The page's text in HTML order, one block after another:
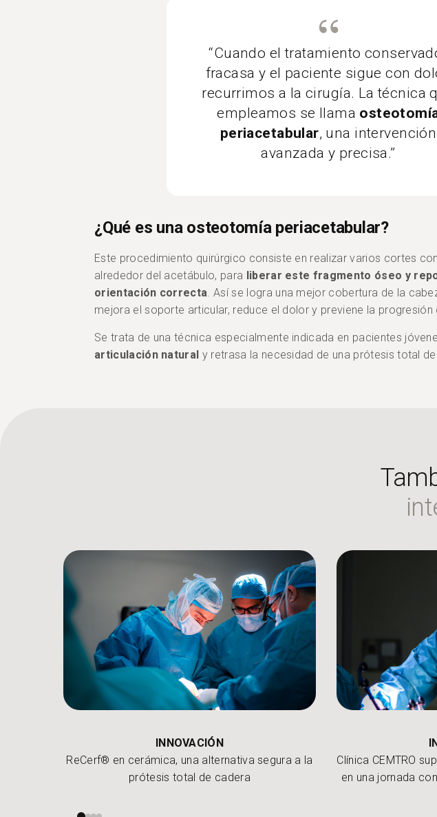
“Cuando el tratamiento
fracasa y el paciente sigue con
recurrimos a la cirugía. La técnica
empleamos se llama
periacetabular, una intervención
avanzada y precisa.”
¿Qué es una osteotomía periacetabular?
Este procedimiento quirúrgico consiste en realizar varios cortes
alrededor del acetábulo, para liberar este fragmento óseo y
orientación correcta. Así se logra una mejor cobertura de la
mejora el soporte articular, reduce el dolor y previene la progresión
Se trata de una técnica especialmente indicada en pacientes
articulación natural y retrasa la necesidad de una prótesis total
INNOVACIÓN
ReCerf® en cerámica, una alternativa segura a la
prótesis total de cadera
Clínica CEMTRO
en una jornada